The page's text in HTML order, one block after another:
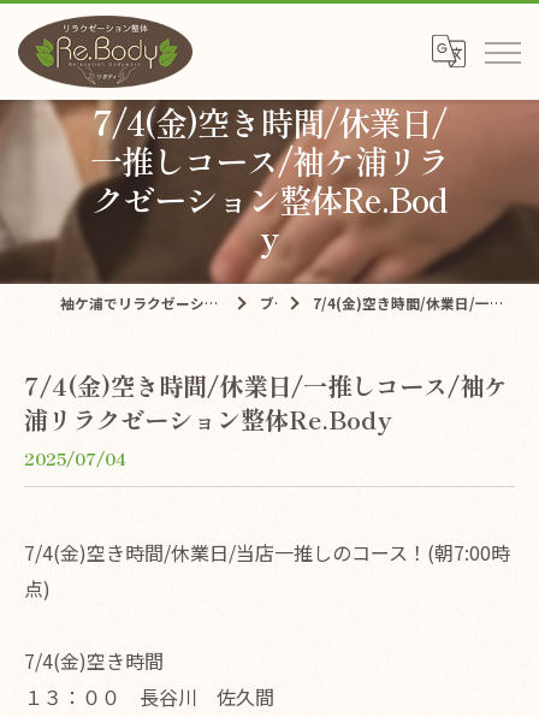
7/4(金)空き時間/休業日/
一推しコース/袖ケ浦リラ
クゼーション整体Re.Bod
y
袖ケ浦でリラクゼーションならリラクゼーション整体Re.Body ブログ 7/4(金)空き時間/休業日/一推しコース/袖ケ浦リラクゼーション整体Re.Body
7/4(金)空き時間/休業日/一推しコース/袖ケ
浦リラクゼーション整体Re.Body
2025/07/04
7/4(金)空き時間/休業日/当店一推しのコース！(朝7:00時
点)
7/4(金)空き時間
１３：００ 長谷川 佐久間